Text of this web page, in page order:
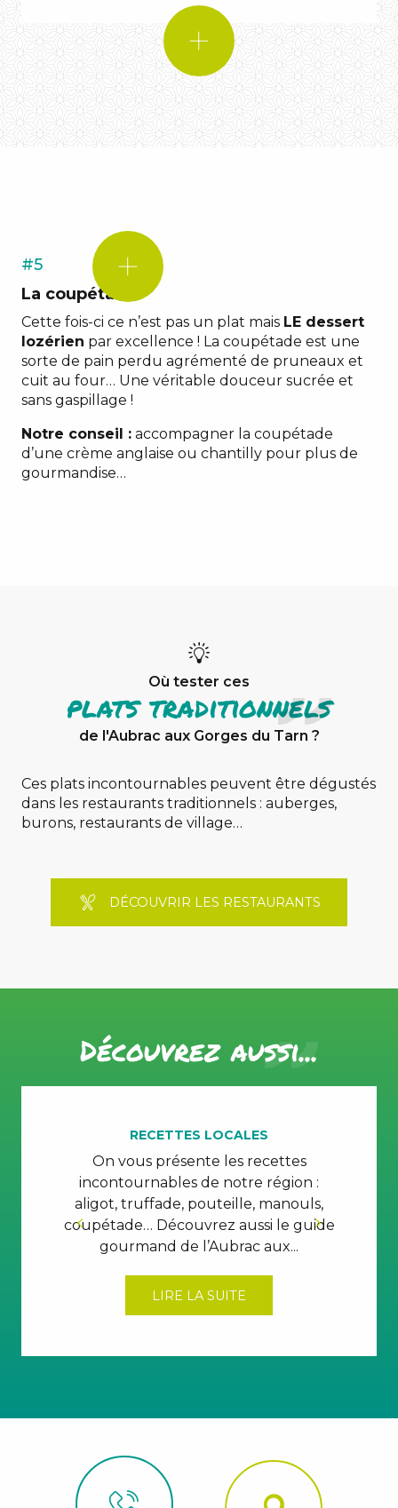
déjeuner
aux
coupétade
les
#5
La coupétade
Cette fois-ci ce n’est pas un plat mais LE dessert
lozérien par excellence ! La coupétade est une
sorte de pain perdu agrémenté de pruneaux et
cuit au four… Une véritable douceur sucrée et
sans gaspillage !
Notre conseil : accompagner la coupétade
d’une crème anglaise ou chantilly pour plus de
gourmandise…
Où tester ces
plats traditionnels
de l'Aubrac aux Gorges du Tarn ?
Ces plats incontournables peuvent être dégustés
dans les restaurants traditionnels : auberges,
burons, restaurants de village…
DÉCOUVRIR LES RESTAURANTS
Découvrezaussi...
RECETTES LOCALES
On vous présente les recettes
incontournables de notre région :
aligot, truffade, pouteille, manouls,
coupétade… Découvrez aussi le guide
gourmand de l’Aubrac aux...
LIRE LA SUITE